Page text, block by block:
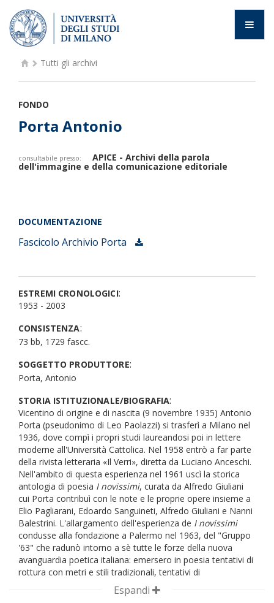
Tutti gli archivi
FONDO
Porta Antonio
consultabile presso: APICE - Archivi della parola
dell'immagine e della comunicazione editoriale
DOCUMENTAZIONE
Fascicolo Archivio Porta
ESTREMI CRONOLOGICI:
1953 - 2003
CONSISTENZA:
73 bb, 1729 fascc.
SOGGETTO PRODUTTORE:
Porta, Antonio
STORIA ISTITUZIONALE/BIOGRAFIA:
Vicentino di origine e di nascita (9 novembre 1935) Antonio
Porta (pseudonimo di Leo Paolazzi) si trasferì a Milano nel
1936, dove compì i propri studi laureandosi poi in lettere
moderne all'Università Cattolica. Nel 1958 entrò a far parte
della rivista letteraria «Il Verri», diretta da Luciano Anceschi.
Nell'ambito di questa esperienza nel 1961 uscì la storica
antologia di poesia I novissimi, curata da Alfredo Giuliani
cui Porta contribuì con le note e le proprie opere insieme a
Elio Pagliarani, Edoardo Sanguineti, Alfredo Giuliani e Nanni
Balestrini. L'allargamento dell'esperienza de I novissimi
condusse alla fondazione a Palermo nel 1963, del "Gruppo
'63" che radunò intorno a sè tutte le forze della nuova
avanguardia poetica italiana: emersero in poesia tentativi di
rottura con metri e stili tradizionali, tentativi di
sperimentazione e ricerca letteraria. Porta partecipò ai
lavori del Gruppo '63 a Palermo, Reggio Emilia, La Spezia e
Espandi